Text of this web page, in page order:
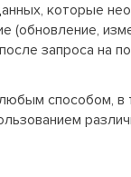
которые
(обновление,
запроса на
способом, в